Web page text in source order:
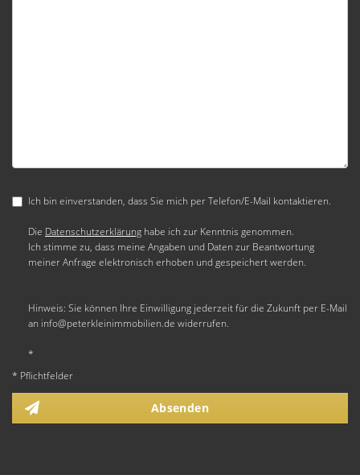
Ich bin einverstanden, dass Sie mich per Telefon/E-Mail kontaktieren.
Die Datenschutzerklärung habe ich zur Kenntnis genommen.
Ich stimme zu, dass meine Angaben und Daten zur Beantwortung
meiner Anfrage elektronisch erhoben und gespeichert werden.
Hinweis: Sie können Ihre Einwilligung jederzeit für die Zukunft per E-Mail
an info@peterkleinimmobilien.de widerrufen.
*
* Pflichtfelder
Absenden